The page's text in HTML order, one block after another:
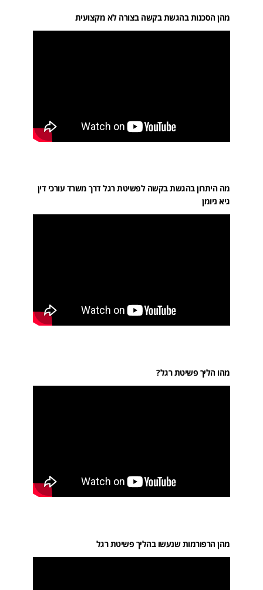
מהן הסכנות בהגשת בקשה בצורה לא מקצועית
מה היתרון בהגשת בקשה לפשיטת רגל דרך משרד עורכי דין
גיא ניומן
מהו הליך פשיטת רגל?
מהן הרפורמות שנעשו בהליך פשיטת רגל